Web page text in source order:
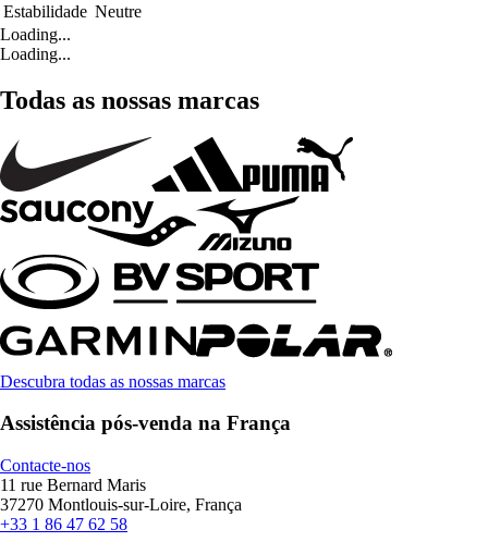
Estabilidade Neutre
Loading...
Loading...
Todas as nossas marcas
Descubra todas as nossas marcas
Assistência pós-venda na França
Contacte-nos
11 rue Bernard Maris
37270 Montlouis-sur-Loire, França
+33 1 86 47 62 58